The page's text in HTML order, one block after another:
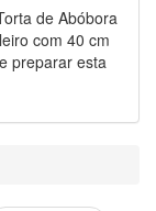
de Abóbora
com 40 cm
preparar esta